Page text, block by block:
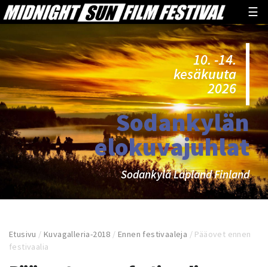
☰
10. -14.
kesäkuuta
2026
Sodankylän
elokuvajuhlat
Sodankylä Lapland Finland
Etusivu /Kuvagalleria-2018 /Ennen festivaaleja / Pääovet ennen
festivaalia